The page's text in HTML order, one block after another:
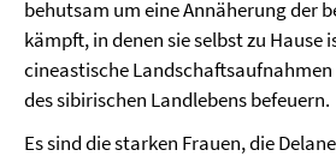
behutsam um eine Annäherung der
kämpft, in denen sie selbst zu Hause
cineastische
des sibirischen Landlebens befeuern.
Es sind die starken Frauen, die